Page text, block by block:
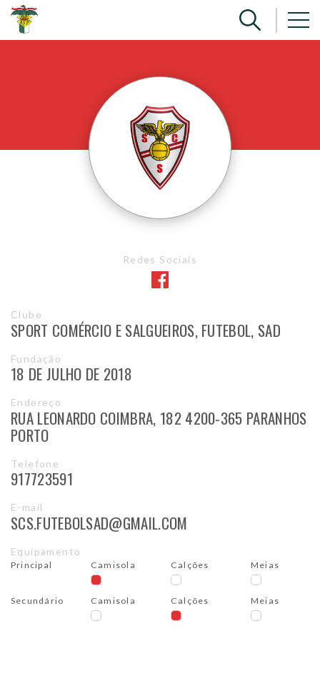
Redes Sociais
Clube
SPORT COMÉRCIO E SALGUEIROS, FUTEBOL, SAD
Fundação
18 DE JULHO DE 2018
Endereço
RUA LEONARDO COIMBRA, 182 4200-365 PARANHOS
PORTO
Telefone
917723591
E-mail
SCS.FUTEBOLSAD@GMAIL.COM
Equipamento
Principal Camisola Calções Meias
Secundário Camisola Calções Meias